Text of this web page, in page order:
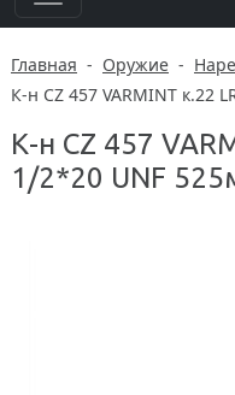
Главная - Оружие -
К-н CZ 457 VARMINT к.22
К-н CZ 457
1/2*20 UNF